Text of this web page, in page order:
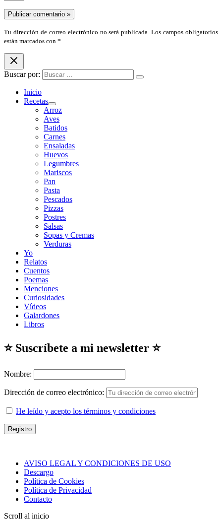
Tu dirección de correo electrónico no será publicada. Los campos obligatorios
están marcados con *
Buscar por:
Inicio
Recetas
Arroz
Aves
Batidos
Carnes
Ensaladas
Huevos
Legumbres
Mariscos
Pan
Pasta
Pescados
Pizzas
Postres
Salsas
Sopas y Cremas
Verduras
Yo
Relatos
Cuentos
Poemas
Menciones
Curiosidades
Vídeos
Galardones
Libros
⭐ Suscríbete a mi newsletter ⭐
Nombre:
Dirección de correo electrónico:
He leído y acepto los términos y condiciones
AVISO LEGAL Y CONDICIONES DE USO
Descargo
Política de Cookies
Política de Privacidad
Contacto
Scroll al inicio